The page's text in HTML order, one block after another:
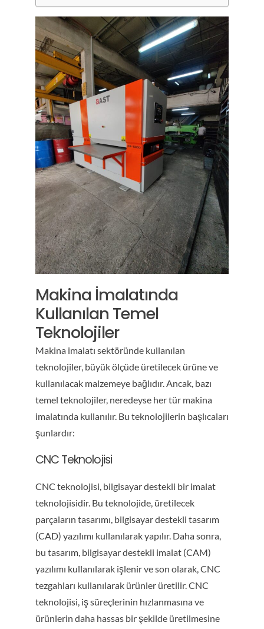
Makina İmalatında
Kullanılan Temel
Teknolojiler
Makina imalatı sektöründe kullanılan
teknolojiler, büyük ölçüde üretilecek ürüne ve
kullanılacak malzemeye bağlıdır. Ancak, bazı
temel teknolojiler, neredeyse her tür makina
imalatında kullanılır. Bu teknolojilerin başlıcaları
şunlardır:
CNC Teknolojisi
CNC teknolojisi, bilgisayar destekli bir imalat
teknolojisidir. Bu teknolojide, üretilecek
parçaların tasarımı, bilgisayar destekli tasarım
(CAD) yazılımı kullanılarak yapılır. Daha sonra,
bu tasarım, bilgisayar destekli imalat (CAM)
yazılımı kullanılarak işlenir ve son olarak, CNC
tezgahları kullanılarak ürünler üretilir. CNC
teknolojisi, iş süreçlerinin hızlanmasına ve
ürünlerin daha hassas bir şekilde üretilmesine